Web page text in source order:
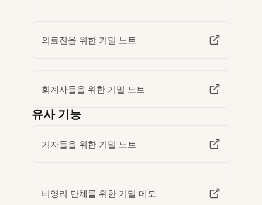
의료진을 위한 기밀 노트
회계사들을 위한 기밀 노트
유사 기능
기자들을 위한 기밀 노트
비영리 단체를 위한 기밀 메모